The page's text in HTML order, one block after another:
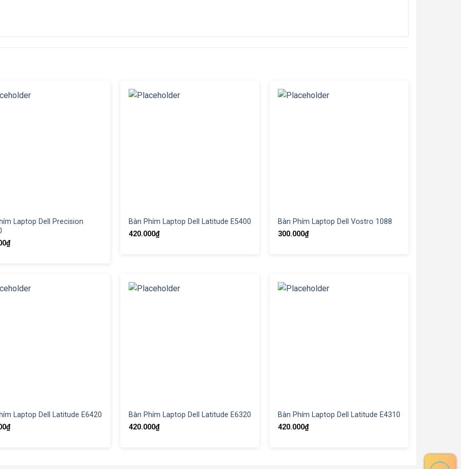
Laptop Dell Precision
₫
Bàn Phím Laptop Dell Latitude E5400
420.000₫
Bàn Phím Laptop Dell Vostro 1088
300.000₫
Laptop Dell Latitude E6420
₫
Bàn Phím Laptop Dell Latitude E6320
420.000₫
Bàn Phím Laptop Dell Latitude E4310
420.000₫